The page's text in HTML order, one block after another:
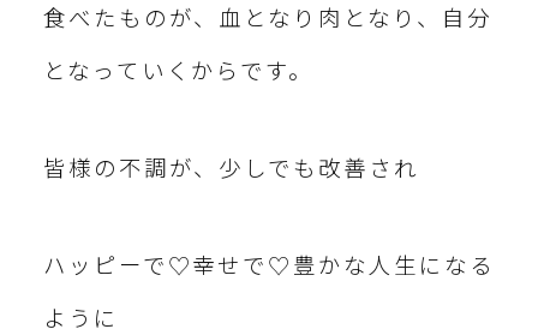
食べたものが、血となり肉となり、自分
となっていくからです。
皆様の不調が、少しでも改善され
ハッピーで♡幸せで♡豊かな人生になる
ように